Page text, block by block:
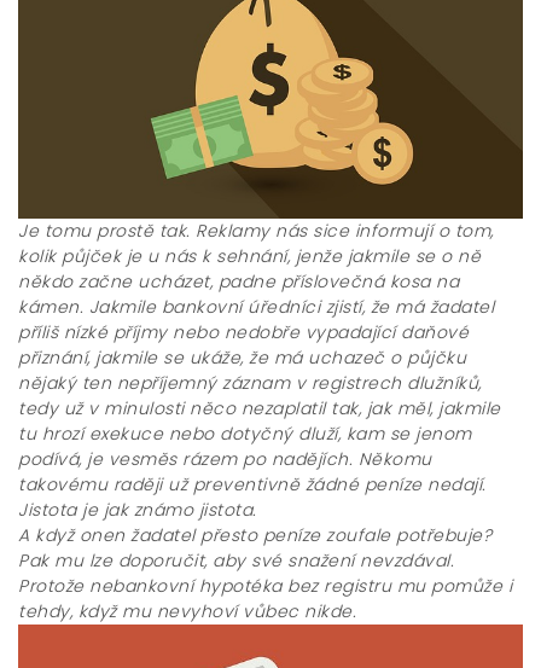
Je tomu prostě tak. Reklamy nás sice informují o tom,
kolik půjček je u nás k sehnání, jenže jakmile se o ně
někdo začne ucházet, padne příslovečná kosa na
kámen. Jakmile bankovní úředníci zjistí, že má žadatel
příliš nízké příjmy nebo nedobře vypadající daňové
přiznání, jakmile se ukáže, že má uchazeč o půjčku
nějaký ten nepříjemný záznam v registrech dlužníků,
tedy už v minulosti něco nezaplatil tak, jak měl, jakmile
tu hrozí exekuce nebo dotyčný dluží, kam se jenom
podívá, je vesměs rázem po nadějích. Někomu
takovému raději už preventivně žádné peníze nedají.
Jistota je jak známo jistota.
A když onen žadatel přesto peníze zoufale potřebuje?
Pak mu lze doporučit, aby své snažení nevzdával.
Protože nebankovní hypotéka bez registru mu pomůže i
tehdy, když mu nevyhoví vůbec nikde.